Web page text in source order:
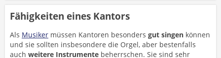
Fähigkeiten eines Kantors
Als Musiker müssen Kantoren besonders gut singen können
und sie sollten insbesondere die Orgel, aber bestenfalls
auch weitere Instrumente beherrschen. Sie sind sehr